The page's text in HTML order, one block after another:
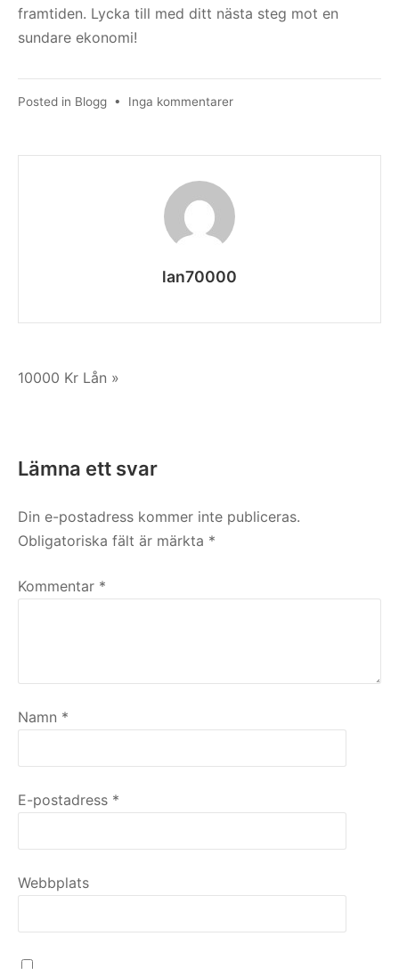
framtiden. Lycka till med ditt nästa steg mot en
sundare ekonomi!
Posted in Blogg • Inga kommentarertill
lan70000
Inläggsnavigering
10000 Kr Lån »
Lämna ett svar
Din e-postadress kommer inte publiceras.
Obligatoriska fält är märkta *
Kommentar *
Namn *
E-postadress *
Webbplats